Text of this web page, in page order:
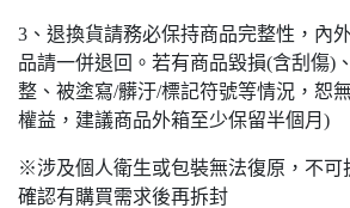
3、退換貨請務必保持商品完整性，內
品請一併退回。若有商品毀損(含刮傷)
整、被塗寫/髒汙/標記符號等情況，恕
權益，建議商品外箱至少保留半個月)
※涉及個人衛生或包裝無法復原，不可
確認有購買需求後再拆封